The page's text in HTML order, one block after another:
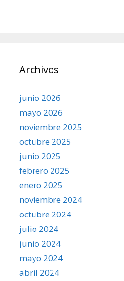
Archivos
junio 2026
mayo 2026
noviembre 2025
octubre 2025
junio 2025
febrero 2025
enero 2025
noviembre 2024
octubre 2024
julio 2024
junio 2024
mayo 2024
abril 2024